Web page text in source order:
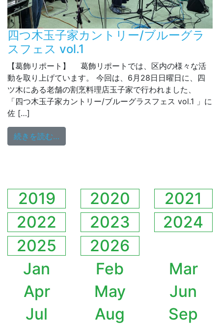
四つ木玉子家カントリー/ブルーグラ
スフェス vol.1
【葛飾リポート】 葛飾リポートでは、区内の様々な活
動を取り上げています。 今回は、6月28日日曜日に、四
ツ木にある老舗の割烹料理店玉子家で行われました、
「四つ木玉子家カントリー/ブルーグラスフェス vol.1 」に
佐 […]
続きを読む…
2019 2020
2021
2022
2023
2024
2025
2026
Jan
Feb
Mar
Apr
May
Jun
Jul
Aug
Sep